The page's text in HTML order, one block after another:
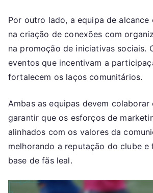
Por outro lado, a equipa de
na criação de conexões com
na promoção de iniciativas sociais.
eventos que incentivam a
fortalecem os laços comunitários.
Ambas as equipas devem
garantir que os esforços de
alinhados com os valores da
melhorando a reputação do clube e
base de fãs leal.